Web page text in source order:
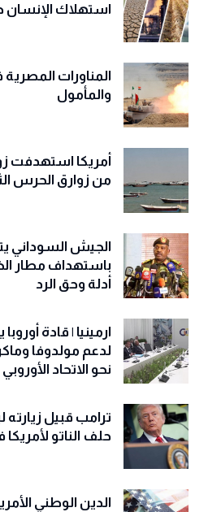
استهلاك الإنسان
المناورات
والمأمول
أمريكا استهدفت
من زوارق الحرس
الجيش السوداني
باستهداف مطار
أدلة وحق الرد
ارمينيا | قادة
لدعم مولدوفا
نحو الاتحاد الأوروبي
ترامب قبيل
حلف الناتو